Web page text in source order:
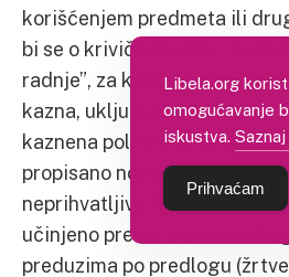
korišćenjem predmeta ili
bi se o krivičnom delu
radnje”, za koje je predviđena
kazna, uključujući novčanu).
kaznena politika za dela iz
propisano novčano
neprihvatljivo. Konačno,
učinjeno prema bračnom
preduzima po predlogu
Libela.org
omogućavanje
iskustva.
Prihvaćam